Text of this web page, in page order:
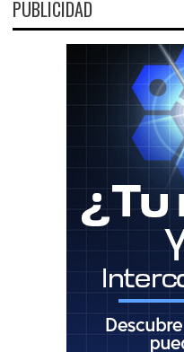
PUBLICIDAD